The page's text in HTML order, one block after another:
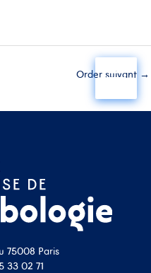
Order suivant →
75008 Paris
33 02 71